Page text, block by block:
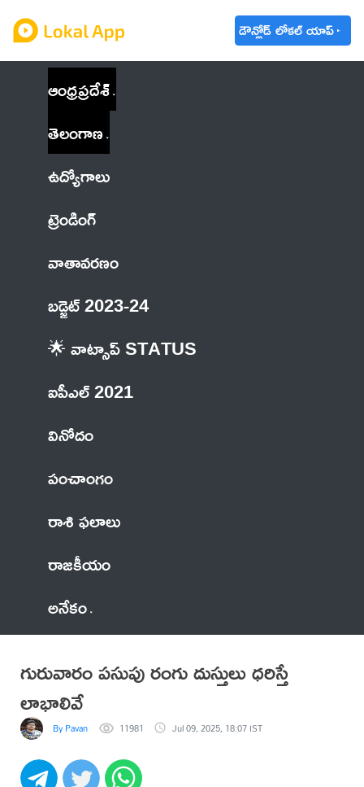
డౌన్లోడ్ లోకల్ యాప్
ఆంధ్రప్రదేశ్
తెలంగాణ
ఉద్యోగాలు
ట్రెండింగ్
వాతావరణం
బడ్జెట్ 2023-24
🌟 వాట్సాప్ STATUS
ఐపీఎల్ 2021
వినోదం
పంచాంగం
రాశి ఫలాలు
రాజకీయం
అనేకం
గురువారం పసుపు రంగు దుస్తులు ధరిస్తే
లాభాలివే
By Pavan 11981 Jul 09, 2025, 18:07 IST